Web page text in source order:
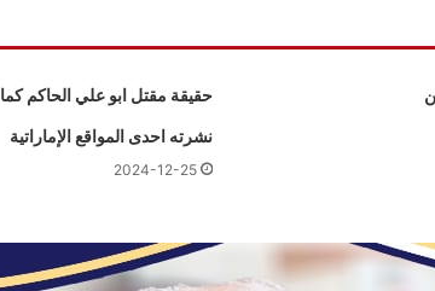
حقيقة مقتل ابو علي الحاكم كما
نشرته احدى المواقع الإماراتية
2024-12-25